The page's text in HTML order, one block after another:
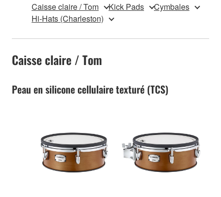
Caisse claire / Tom Kick Pads
Cymbales
Hi-Hats (Charleston)
Caisse claire / Tom
Peau en silicone cellulaire texturé (TCS)